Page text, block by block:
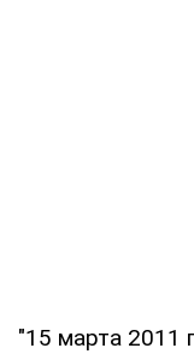
"15 марта 2011